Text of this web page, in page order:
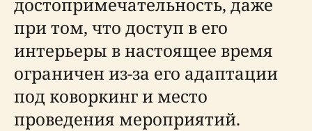
при том, что доступ в его
интерьеры в настоящее время
ограничен из-за его адаптации
под коворкинг и место
проведения мероприятий.